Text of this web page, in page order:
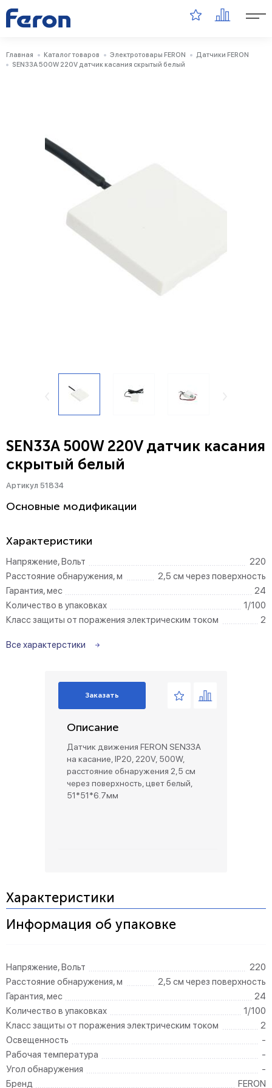
Главная Каталог товаров Электротовары FERON
Датчики FERON
SEN33A 500W 220V датчик касания скрытый белый
SEN33A 500W 220V датчик касания
скрытый белый
Артикул 51834
Основные модификации
Характеристики
Напряжение, Вольт
220
Расстояние обнаружения, м
2,5 см через поверхность
Гарантия, мес
24
Количество в упаковках
1/100
Класс защиты от поражения электрическим током
2
Все характерстики
Заказать
Описание
Датчик движения FERON SEN33A
на касание, IP20, 220V, 500W,
расстояние обнаружения 2,5 см
через поверхность, цвет белый,
51*51*6.7мм
Характеристики
Информация об упаковке
Напряжение, Вольт
220
Расстояние обнаружения, м
2,5 см через поверхность
Гарантия, мес
24
Количество в упаковках
1/100
Класс защиты от поражения электрическим током
2
Освещенность
-
Рабочая температура
-
Угол обнаружения
-
Бренд
FERON